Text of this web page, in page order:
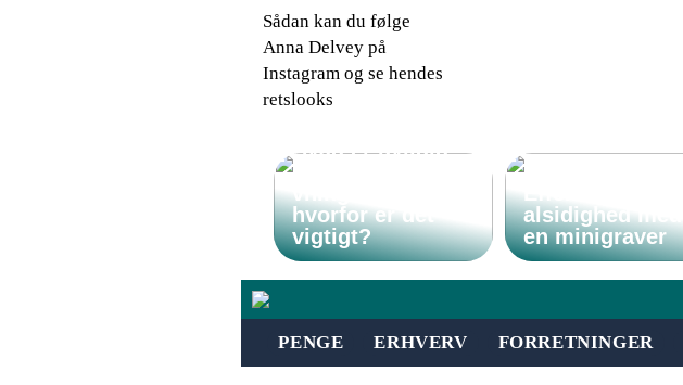
Sådan kan du følge
Anna Delvey på
Instagram og se hendes
retslooks
Hvad er uvildig
investeringsrådgi
vning – og
hvorfor er det
vigtigt?
Effektivitet og
alsidighed med
en minigraver
PENGE ERHVERV FORRETNINGER